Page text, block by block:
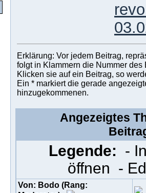
Erklärung: Vor jedem Beitrag,
folgt in Klammern die Nummer des
Klicken sie auf ein Beitrag, so
Ein * markiert die gerade
hinzugekommenen.
Angezeigtes
Legende: -
öffnen -
Von: Bodo (Rang: